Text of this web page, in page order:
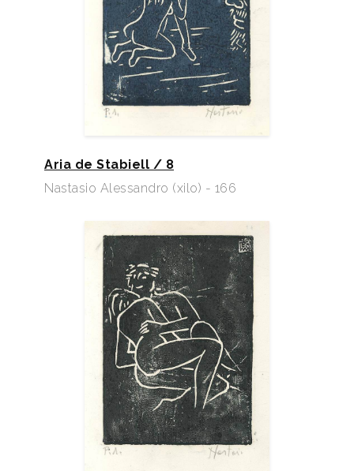
Aria de Stabiell / 8
Nastasio Alessandro (xilo) - 166